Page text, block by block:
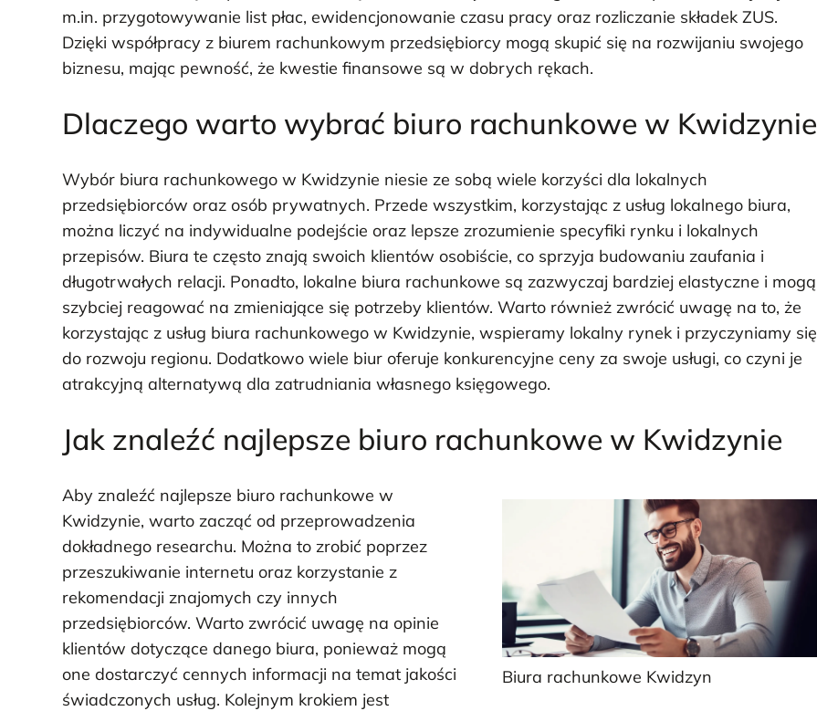
m.in. przygotowywanie list płac, ewidencjonowanie czasu pracy oraz rozliczanie składek ZUS.
Dzięki współpracy z biurem rachunkowym przedsiębiorcy mogą skupić się na rozwijaniu swojego
biznesu, mając pewność, że kwestie finansowe są w dobrych rękach.
Dlaczego warto wybrać biuro rachunkowe w Kwidzynie
Wybór biura rachunkowego w Kwidzynie niesie ze sobą wiele korzyści dla lokalnych
przedsiębiorców oraz osób prywatnych. Przede wszystkim, korzystając z usług lokalnego biura,
można liczyć na indywidualne podejście oraz lepsze zrozumienie specyfiki rynku i lokalnych
przepisów. Biura te często znają swoich klientów osobiście, co sprzyja budowaniu zaufania i
długotrwałych relacji. Ponadto, lokalne biura rachunkowe są zazwyczaj bardziej elastyczne i mogą
szybciej reagować na zmieniające się potrzeby klientów. Warto również zwrócić uwagę na to, że
korzystając z usług biura rachunkowego w Kwidzynie, wspieramy lokalny rynek i przyczyniamy się
do rozwoju regionu. Dodatkowo wiele biur oferuje konkurencyjne ceny za swoje usługi, co czyni je
atrakcyjną alternatywą dla zatrudniania własnego księgowego.
Jak znaleźć najlepsze biuro rachunkowe w Kwidzynie
Biura rachunkowe Kwidzyn
Aby znaleźć najlepsze biuro rachunkowe w
Kwidzynie, warto zacząć od przeprowadzenia
dokładnego researchu. Można to zrobić poprzez
przeszukiwanie internetu oraz korzystanie z
rekomendacji znajomych czy innych
przedsiębiorców. Warto zwrócić uwagę na opinie
klientów dotyczące danego biura, ponieważ mogą
one dostarczyć cennych informacji na temat jakości
świadczonych usług. Kolejnym krokiem jest